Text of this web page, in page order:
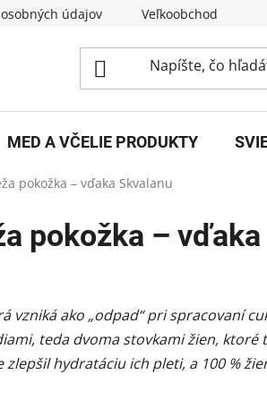
údajov Veľkoobchod
MED A VČELIE PRODUKTY
pokožka – vďaka Skvalanu
pokožka –
vzniká ako „odpad“ pri spracovaní
teda dvoma stovkami žien,
hydratáciu ich pleti, a 100 %